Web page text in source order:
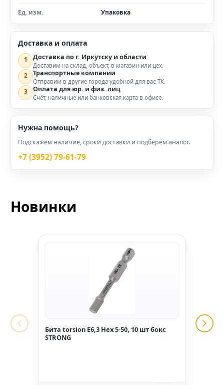
Ед. изм. Упаковка
Доставка и оплата
1 Доставка по г. Иркутску и области
Доставим на склад, объект, в магазин или цех.
2 Транспортные компании
Отправим в другие города удобной для вас ТК.
3 Оплата для юр. и физ. лиц
Счёт, наличные или банковская карта в офисе.
Нужна помощь?
Подскажем наличие, сроки доставки и подберём аналог.
+7 (3952) 79-61-79
Новинки
Бита torsion E6,3 Hex 5-50, 10 шт бокс
STRONG